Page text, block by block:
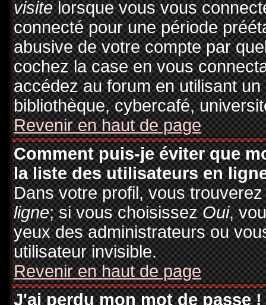
visitelorsque vous vous
connecté pour une période
abusive de votre compte par
cochez la case en vous
accédez au forum en utilisant
bibliothèque, cybercafé,
Revenir en haut de page
Comment puis-je éviter que
la liste des utilisateurs en
Dans votre profil, vous
ligne; si vous choisissezOui,
yeux des administrateurs ou
utilisateur invisible.
Revenir en haut de page
J'ai perdu mon mot de passe !